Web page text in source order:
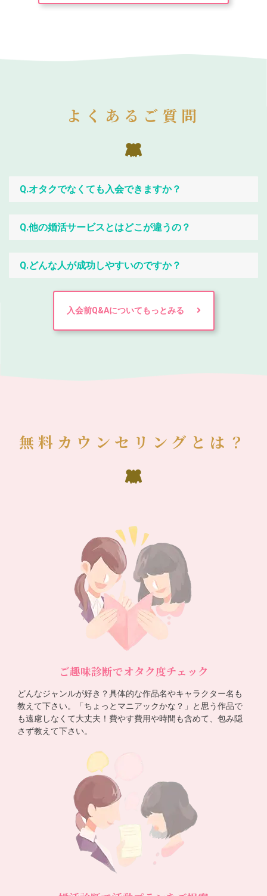
よくあるご質問
Q.オタクでなくても入会できますか？
Q.他の婚活サービスとはどこが違うの？
Q.どんな人が成功しやすいのですか？
入会前Q&Aについてもっとみる
無料カウンセリングとは？
ご趣味診断でオタク度チェック
どんなジャンルが好き？具体的な作品名やキャラクター名も
教えて下さい。「ちょっとマニアックかな？」と思う作品で
も遠慮しなくて大丈夫！費やす費用や時間も含めて、包み隠
さず教えて下さい。